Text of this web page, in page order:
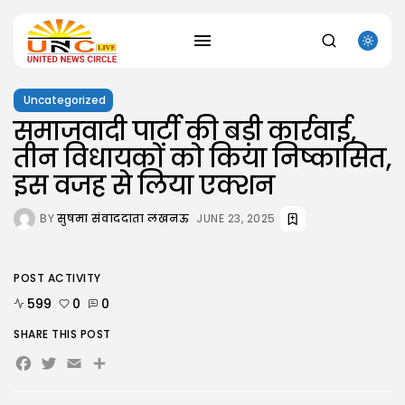
SEARCH
RECENT POSTS
Uncategorized
Kusuriya no Hitorigoto 3rd Season 2026...
AUGUST 8, 2026
AUGUST 8, 2026
Uncategorized
The Outer Worlds 2 Skidrow Crack...
AUGUST 8, 2026
Sunny Dancer 2026 Pre-DVDRip Full4K x265...
Uncategorized
समाजवादी पार्टी की बड़ी कार्रवाई,
तीन विधायकों को किया निष्कासित,
इस वजह से लिया एक्शन
BYसुषमा संवाददाता लखनऊ JUNE 23, 2025
POST ACTIVITY
599 0 0
SHARE THIS POST
Facebook
Twitter
EmailShare